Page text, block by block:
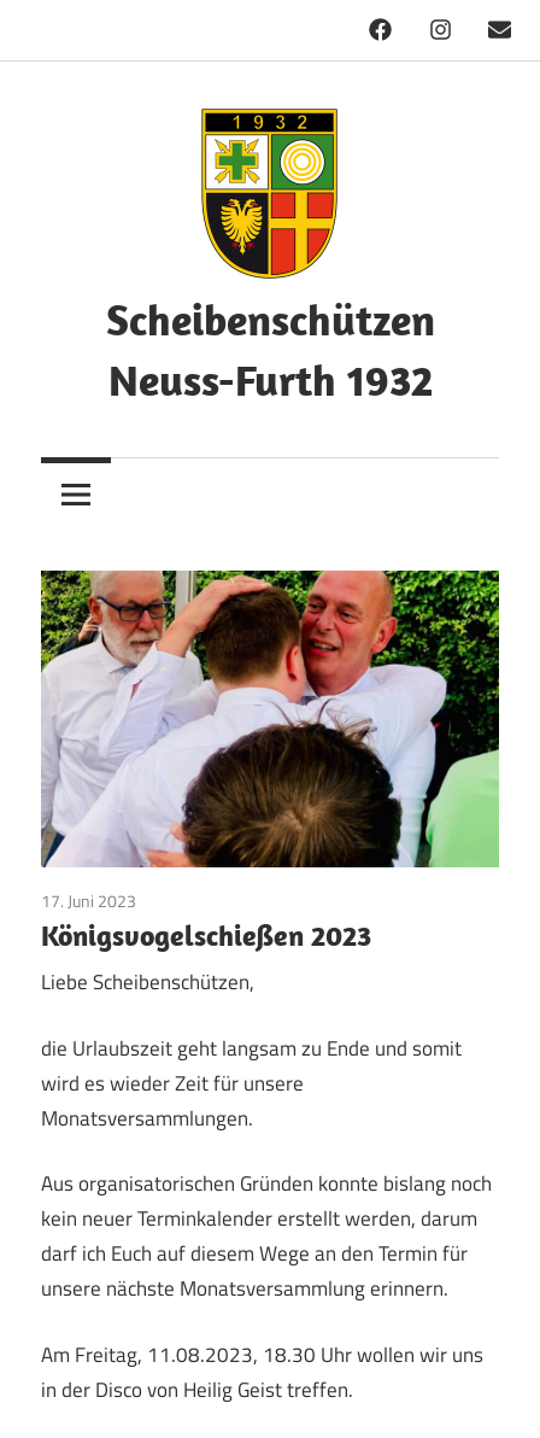
FacebookInstagram
Mail
Scheibenschützen
Neuss-Furth 1932
Willkommen!
17. Juni 2023
Königsvogelschießen 2023
Liebe Scheibenschützen,
die Urlaubszeit geht langsam zu Ende und somit
wird es wieder Zeit für unsere
Monatsversammlungen.
Aus organisatorischen Gründen konnte bislang noch
kein neuer Terminkalender erstellt werden, darum
darf ich Euch auf diesem Wege an den Termin für
unsere nächste Monatsversammlung erinnern.
Am Freitag, 11.08.2023, 18.30 Uhr wollen wir uns
in der Disco von Heilig Geist treffen.